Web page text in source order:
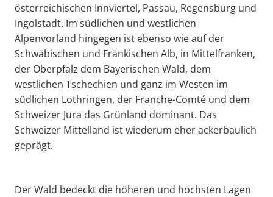
österreichischen Innviertel, Passau, Regensburg und
Ingolstadt. Im südlichen und westlichen
Alpenvorland hingegen ist ebenso wie auf der
Schwäbischen und Fränkischen Alb, in Mittelfranken,
der Oberpfalz dem Bayerischen Wald, dem
westlichen Tschechien und ganz im Westen im
südlichen Lothringen, der Franche-Comté und dem
Schweizer Jura das Grünland dominant. Das
Schweizer Mittelland ist wiederum eher ackerbaulich
geprägt.
Der Wald bedeckt die höheren und höchsten Lagen